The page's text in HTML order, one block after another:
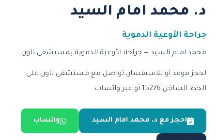
د. محمد امام السيد
جراحة الأوعية الدموية
محمد امام السيد — جراحة الأوعية الدموية بمستشفى تاون.
لحجز موعد أو للاستفسار، تواصل مع مستشفى تاون على
الخط الساخن 15276 أو عبر واتساب.
احجز مع د. محمد امام السيد واتساب